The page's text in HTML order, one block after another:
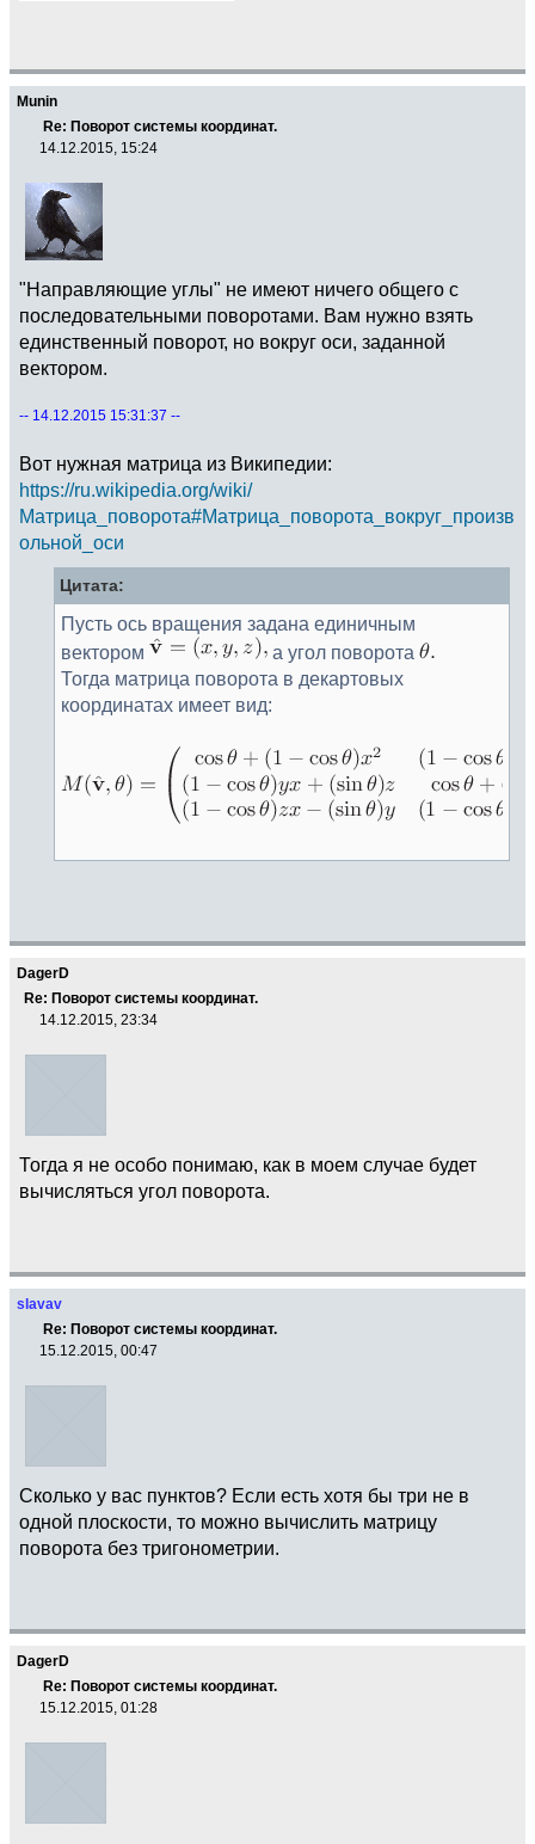
Munin
Re: Поворот системы координат.
14.12.2015, 15:24
"Направляющие углы" не имеют ничего общего с
последовательными поворотами. Вам нужно взять
единственный поворот, но вокруг оси, заданной
вектором.
-- 14.12.2015 15:31:37 --
Вот нужная матрица из Википедии:
https://ru.wikipedia.org/wiki/
Матрица_поворота#Матрица_поворота_вокруг_произв
ольной_оси
Цитата:
Пусть ось вращения задана единичным
вектором
а угол поворота
Тогда матрица поворота в декартовых
координатах имеет вид:
DagerD
Re: Поворот системы координат.
14.12.2015, 23:34
Тогда я не особо понимаю, как в моем случае будет
вычисляться угол поворота.
slavav
Re: Поворот системы координат.
15.12.2015, 00:47
Сколько у вас пунктов? Если есть хотя бы три не в
одной плоскости, то можно вычислить матрицу
поворота без тригонометрии.
DagerD
Re: Поворот системы координат.
15.12.2015, 01:28